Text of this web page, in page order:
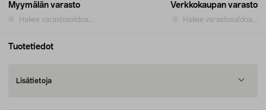
Myymälän varasto
Hakee varastosaldoa...
Verkkokaupan varasto
Hakee varastosaldoa...
Tuotetiedot
Lisätietoja